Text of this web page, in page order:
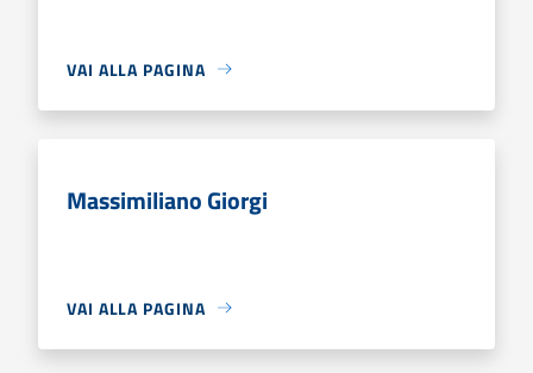
VAI ALLA PAGINA
Massimiliano Giorgi
VAI ALLA PAGINA